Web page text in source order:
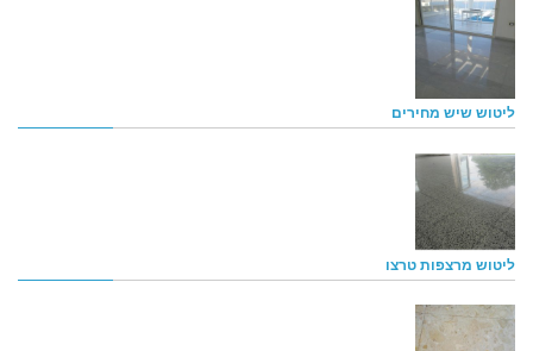
ליטוש שיש מחירים
ליטוש מרצפות טרצו